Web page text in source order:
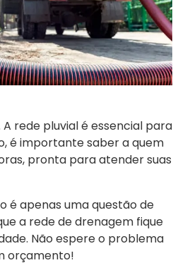
rede pluvial é essencial para
é importante saber a quem
pronta para atender suas
é apenas uma questão de
a rede de drenagem fique
Não espere o problema
orçamento!